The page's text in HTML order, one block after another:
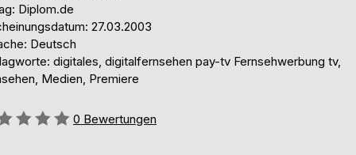
Diplom.de
27.03.2003
Deutsch
digitales, digitalfernsehen pay-tv Fernsehwerbung tv,
Medien, Premiere
0 Bewertungen